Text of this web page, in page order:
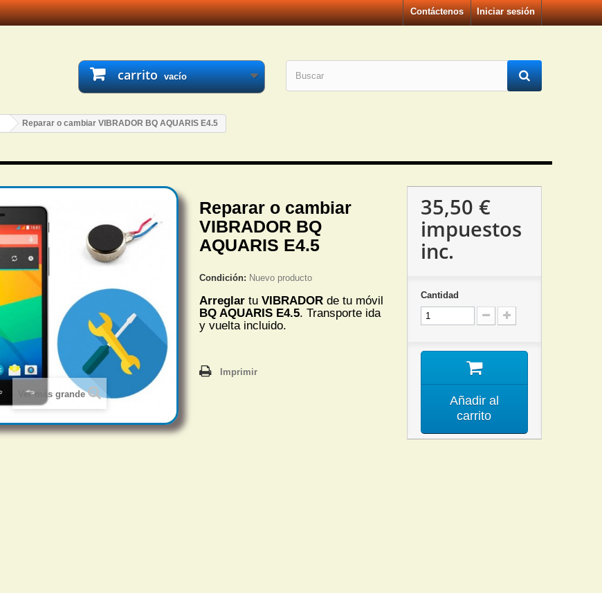
Iniciar sesión
Contáctenos
carrito vacío
Reparar o cambiar VIBRADOR BQ AQUARIS E4.5
Ver más grande
Reparar o cambiar
VIBRADOR BQ
AQUARIS E4.5
Condición: Nuevo producto
Arreglar tu VIBRADOR de tu móvil
BQ AQUARIS E4.5. Transporte ida
y vuelta incluido.
Imprimir
35,50 €
impuestos
inc.
Cantidad
Añadir al
carrito